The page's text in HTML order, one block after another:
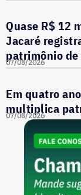
Quase R$ 12
Jacaré
patrimônio
07/08/2026
Em quatro
multiplica
07/08/2026